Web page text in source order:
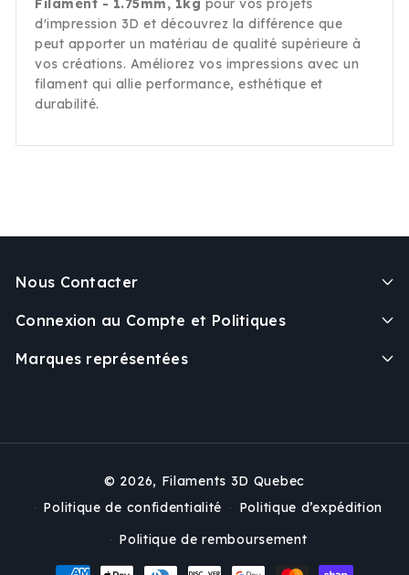
Filament - 1.75mm, 1kg pour vos projets
d'impression 3D et découvrez la différence que
peut apporter un matériau de qualité supérieure à
vos créations. Améliorez vos impressions avec un
filament qui allie performance, esthétique et
durabilité.
Nous Contacter
Connexion au Compte et Politiques
Marques représentées
© 2026, Filaments 3D Quebec
Politique de confidentialité
Politique d’expédition
Politique de remboursement
Moyens